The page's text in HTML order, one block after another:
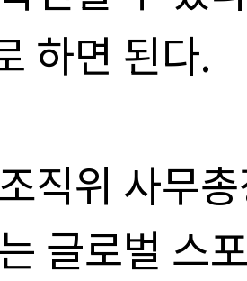
하면 된다.
직위 사무
글로벌 스